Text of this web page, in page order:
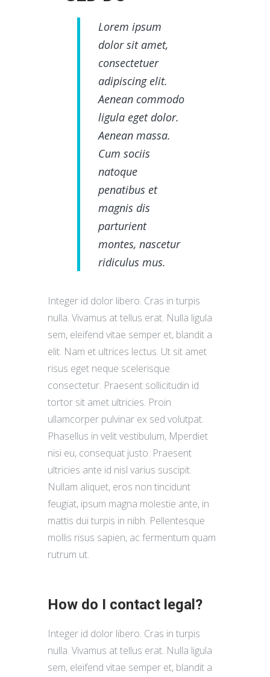
Lorem ipsum
dolor sit amet,
consectetuer
adipiscing elit.
Aenean commodo
ligula eget dolor.
Aenean massa.
Cum sociis
natoque
penatibus et
magnis dis
parturient
montes, nascetur
ridiculus mus.
Integer id dolor libero. Cras in turpis
nulla. Vivamus at tellus erat. Nulla ligula
sem, eleifend vitae semper et, blandit a
elit. Nam et ultrices lectus. Ut sit amet
risus eget neque scelerisque
consectetur. Praesent sollicitudin id
tortor sit amet ultricies. Proin
ullamcorper pulvinar ex sed volutpat.
Phasellus in velit vestibulum, Mperdiet
nisi eu, consequat justo. Praesent
ultricies ante id nisl varius suscipit.
Nullam aliquet, eros non tincidunt
feugiat, ipsum magna molestie ante, in
mattis dui turpis in nibh. Pellentesque
mollis risus sapien, ac fermentum quam
rutrum ut.
How do I contact legal?
Integer id dolor libero. Cras in turpis
nulla. Vivamus at tellus erat. Nulla ligula
sem, eleifend vitae semper et, blandit a